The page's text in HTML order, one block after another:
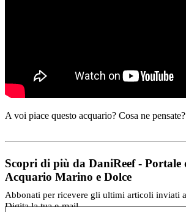
A voi piace questo acquario? Cosa ne pensate?
Scopri di più da DaniReef - Portale
Acquario Marino e Dolce
Abbonati per ricevere gli ultimi articoli inviati
Digita la tua e-mail...